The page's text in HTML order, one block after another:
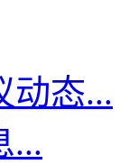
动态...
...